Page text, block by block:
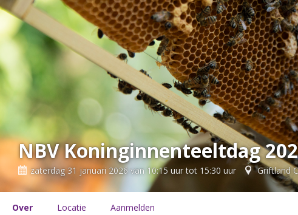
NBV Koninginnenteeltdag
zaterdag 31 januari 2026 van 10:15 uur tot 15:30 uur Griftland
Over Locatie Aanmelden